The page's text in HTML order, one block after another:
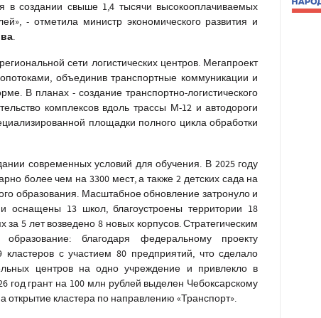
создании свыше 1,4 тысячи высокооплачиваемых
», - отметила министр экономического развития и
.
сети логистических центров. Мегапроект
объединив транспортные коммуникации и
В планах - создание транспортно-логистического
комплексов вдоль трассы М-12 и автодороги
площадки полного цикла обработки
современных условий для обучения. В 2025 году
более чем на 3300 мест, а также 2 детских сада на
образования. Масштабное обновление затронуло и
оснащены 13 школ, благоустроены территории 18
5 лет возведено 8 новых корпусов. Стратегическим
благодаря федеральному проекту
с участием 80 предприятий, что сделало
центров на одно учреждение и привлекло в
год грант на 100 млн рублей выделен Чебоксарскому
открытие кластера по направлению «Транспорт».